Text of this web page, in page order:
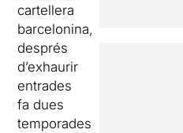
cartellera
barcelonina,
després
d’exhaurir
entrades
fa dues
temporades